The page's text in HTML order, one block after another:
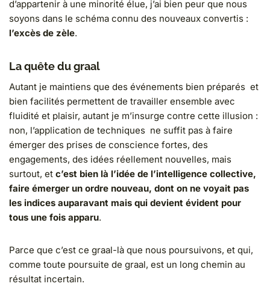
d’appartenir à une minorité élue, j’ai bien peur que nous
soyons dans le schéma connu des nouveaux convertis :
l’excès de zèle.
La quête du graal
Autant je maintiens que des événements bien préparés et
bien facilités permettent de travailler ensemble avec
fluidité et plaisir, autant je m’insurge contre cette illusion :
non, l’application de techniques ne suffit pas à faire
émerger des prises de conscience fortes, des
engagements, des idées réellement nouvelles, mais
surtout, et c’est bien là l’idée de l’intelligence collective,
faire émerger un ordre nouveau, dont on ne voyait pas
les indices auparavant mais qui devient évident pour
tous une fois apparu.
Parce que c’est ce graal-là que nous poursuivons, et qui,
comme toute poursuite de graal, est un long chemin au
résultat incertain.